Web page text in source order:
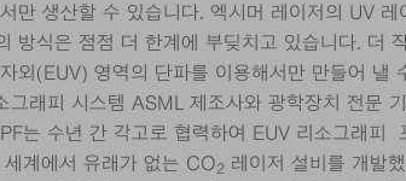
만 생산할 수 있습니다. 엑시머 레이저의 UV 레
방식은 점점 더 한계에 부딪치고 있습니다. 더
외(EUV) 영역의 단파를 이용해서만 만들어 낼
그래피 시스템 ASML 제조사와 광학장치 전문
는 수년 간 각고로 협력하여 EUV 리소그래피
계에서 유래가 없는 CO2 레이저 설비를 개발